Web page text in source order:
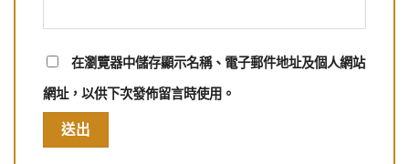
在瀏覽器中儲存顯示名稱、電子郵件地址及個人網站
網址，以供下次發佈留言時使用。